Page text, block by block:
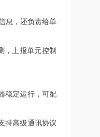
息，还负责给单
，上报单元控制
稳定运行，可配
持高级通讯协议